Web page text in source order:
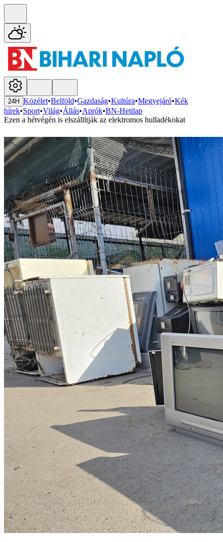
24H Közélet•Belföld•Gazdaság•Kultúra•Megyejáró•Kék
hírek•Sport•Világ•Állás•Aprók•BN-Hetilap
Ezen a hétvégén is elszállítják az elektromos hulladékokat